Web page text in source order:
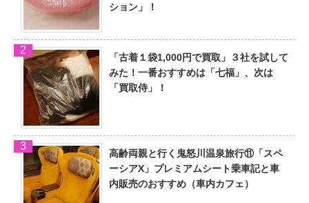
ション」！
「古着１袋1,000円で買取」３社を試して
みた！一番おすすめは「七福」、次は
「買取侍」！
高齢両親と行く鬼怒川温泉旅行⑪「スペ
ーシアX」プレミアムシート乗車記と車
内販売のおすすめ（車内カフェ）